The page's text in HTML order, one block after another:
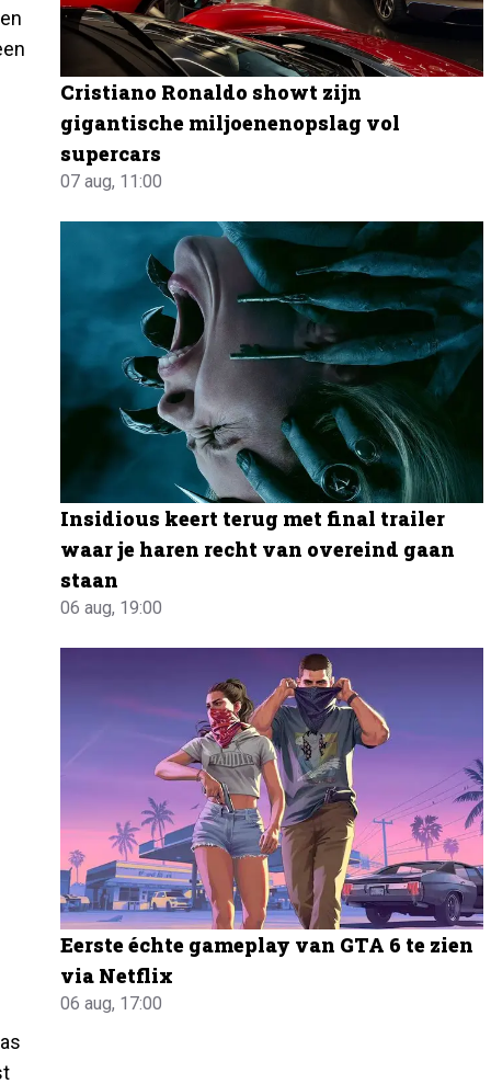
Cristiano Ronaldo showt zijn
gigantische miljoenenopslag vol
supercars
07 aug, 11:00
Insidious keert terug met final trailer
waar je haren recht van overeind gaan
staan
06 aug, 19:00
Eerste échte gameplay van GTA 6 te zien
via Netflix
06 aug, 17:00